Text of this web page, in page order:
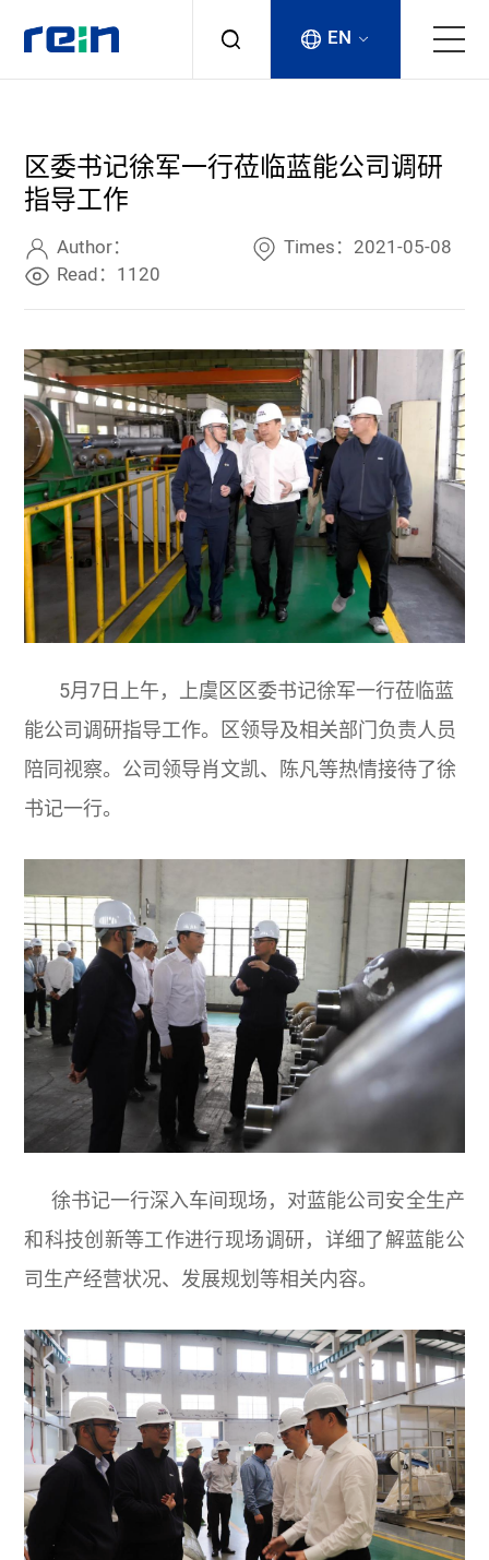
Products
Services
Cases
News & Events
Contact
EN
区委书记徐军一行莅临蓝能公司调研
指导工作
Author：
Times：2021-05-08
Read：1120
5月7日上午，上虞区区委书记徐军一行莅临蓝
能公司调研指导工作。区领导及相关部门负责人员
陪同视察。公司领导肖文凯、陈凡等热情接待了徐
书记一行。
徐书记一行深入车间现场，对蓝能公司安全生产
和科技创新等工作进行现场调研，详细了解蓝能公
司生产经营状况、发展规划等相关内容。